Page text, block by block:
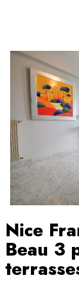
Nice
Beau 3